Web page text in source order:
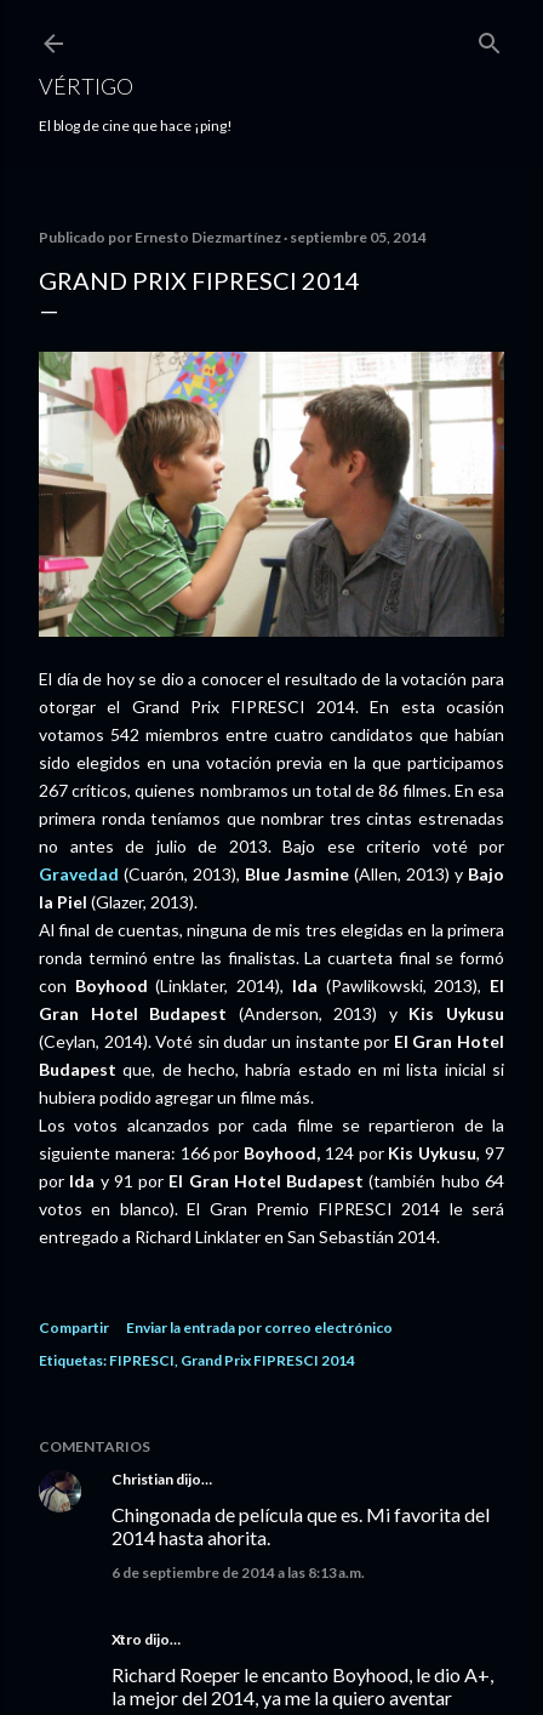
VÉRTIGO
El blog de cine que hace ¡ping!
Publicado por Ernesto Diezmartínez septiembre 05, 2014
GRAND PRIX FIPRESCI 2014
El día de hoy se dio a conocer el resultado de la votación para
otorgar el Grand Prix FIPRESCI 2014. En esta ocasión
votamos 542 miembros entre cuatro candidatos que habían
sido elegidos en una votación previa en la que participamos
267 críticos, quienes nombramos un total de 86 filmes. En esa
primera ronda teníamos que nombrar tres cintas estrenadas
no antes de julio de 2013. Bajo ese criterio voté por
Gravedad (Cuarón, 2013), Blue Jasmine (Allen, 2013) y Bajo
la Piel (Glazer, 2013).
Al final de cuentas, ninguna de mis tres elegidas en la primera
ronda terminó entre las finalistas. La cuarteta final se formó
con Boyhood (Linklater, 2014), Ida (Pawlikowski, 2013), El
Gran Hotel Budapest (Anderson, 2013) y Kis Uykusu
(Ceylan, 2014). Voté sin dudar un instante por El Gran Hotel
Budapest que, de hecho, habría estado en mi lista inicial si
hubiera podido agregar un filme más.
Los votos alcanzados por cada filme se repartieron de la
siguiente manera: 166 por Boyhood, 124 por Kis Uykusu, 97
por Ida y 91 por El Gran Hotel Budapest (también hubo 64
votos en blanco). El Gran Premio FIPRESCI 2014 le será
entregado a Richard Linklater en San Sebastián 2014.
Compartir
Enviar la entrada por correo electrónico
Etiquetas: FIPRESCI Grand Prix FIPRESCI 2014
COMENTARIOS
Christian dijo…
Chingonada de película que es. Mi favorita del
2014 hasta ahorita.
6 de septiembre de 2014 a las 8:13 a.m.
Xtro dijo…
Richard Roeper le encanto Boyhood, le dio A+,
la mejor del 2014, ya me la quiero aventar